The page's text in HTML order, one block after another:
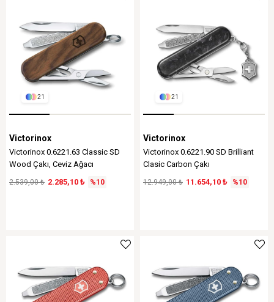
21
Victorinox
Victorinox 0.6221.63 Classic SD
Wood Çakı, Ceviz Ağacı
2.285,10 ₺
2.539,00 ₺ %10
21
Victorinox
Victorinox 0.6221.90 SD Brilliant
Clasic Carbon Çakı
11.654,10 ₺
12.949,00 ₺ %10